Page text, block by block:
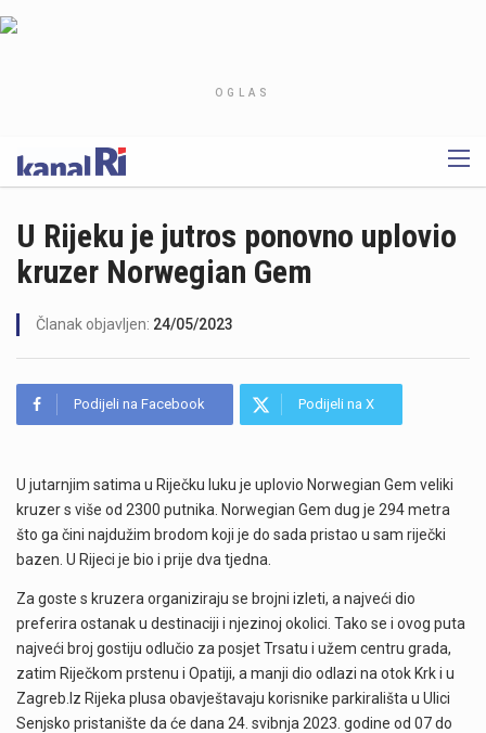
OGLAS
U Rijeku je jutros ponovno uplovio
kruzer Norwegian Gem
Članak objavljen: 24/05/2023
Podijeli na Facebook Podijeli na X
U jutarnjim satima u Riječku luku je uplovio Norwegian Gem veliki
kruzer s više od 2300 putnika. Norwegian Gem dug je 294 metra
što ga čini najdužim brodom koji je do sada pristao u sam riječki
bazen. U Rijeci je bio i prije dva tjedna.
Za goste s kruzera organiziraju se brojni izleti, a najveći dio
preferira ostanak u destinaciji i njezinoj okolici. Tako se i ovog puta
najveći broj gostiju odlučio za posjet Trsatu i užem centru grada,
zatim Riječkom prstenu i Opatiji, a manji dio odlazi na otok Krk i u
Zagreb.Iz Rijeka plusa obavještavaju korisnike parkirališta u Ulici
Senjsko pristanište da će dana 24. svibnja 2023. godine od 07 do